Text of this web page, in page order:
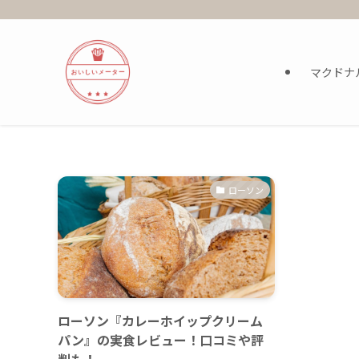
マクドナ
ローソン
ローソン『カレーホイップクリーム
パン』の実食レビュー！口コミや評